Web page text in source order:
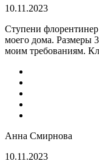
10.11.2023
Ступени
моего дома. Размеры
моим требованиям.
Анна Смирнова
10.11.2023